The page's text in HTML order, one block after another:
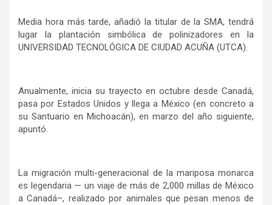
Media hora más tarde, añadió la titular de la SMA, tendrá
lugar la plantación simbólica de polinizadores en la
UNIVERSIDAD TECNOLÓGICA DE CIUDAD ACUÑA (UTCA).
Anualmente, inicia su trayecto en octubre desde Canadá,
pasa por Estados Unidos y llega a México (en concreto a
su Santuario en Michoacán), en marzo del año siguiente,
apuntó.
La migración multi-generacional de la mariposa monarca
es legendaria — un viaje de más de 2,000 millas de México
a Canadá–, realizado por animales que pesan menos de